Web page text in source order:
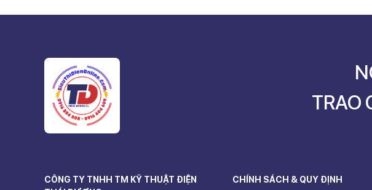
TRAO
CÔNG TY TNHH TM KỸ THUẬT ĐIỆN
CHÍNH SÁCH & QUY ĐỊNH